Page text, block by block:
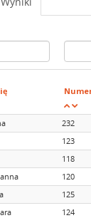
232
123
118
120
125
124